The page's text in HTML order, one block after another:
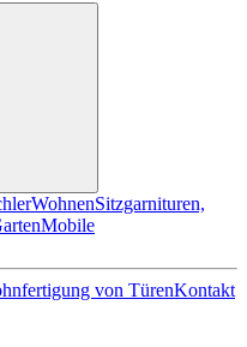
WohnenSitzgarnituren,
Mobile
von TürenKontakt